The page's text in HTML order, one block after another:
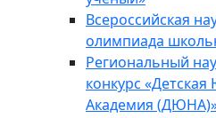
Всероссийская
олимпиада
Региональный
конкурс
Академия